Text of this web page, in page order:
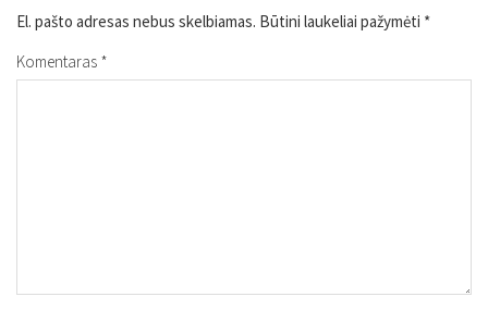
El. pašto adresas nebus skelbiamas. Būtini laukeliai pažymėti *
Komentaras *